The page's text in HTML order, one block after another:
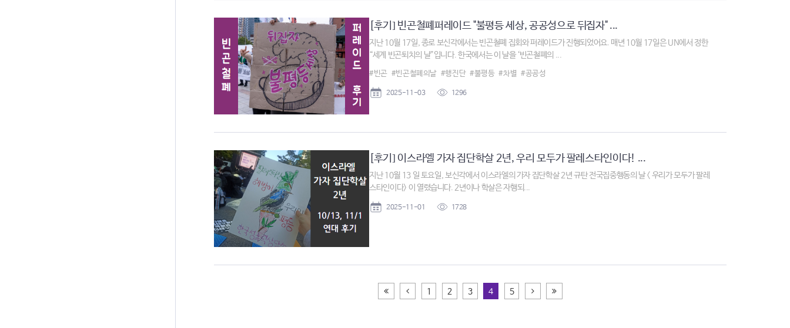
[후기] 빈곤철폐퍼레이드 "불평등 세상, 공공성으로 뒤집자" ...
지난 10월 17일, 종로 보신각에서는 빈곤철폐 집회와 퍼레이드가 진행되었어요. 매년 10월 17일은 UN에서 정한
“세계 빈곤퇴치의 날”입니다. 한국에서는 이 날을 ‘빈곤철폐의 ...
#빈곤 #빈곤철폐의날 #행진단 #불평등 #차별 #공공성
2025-11-03 1296
[후기] 이스라엘 가자 집단학살 2년, 우리 모두가 팔레스타인이다! ...
지난 10월 13 일 토요일, 보신각에서 이스라엘의 가자 집단학살 2년 규탄 전국집중행동의 날 < 우리가 모두가 팔레
스타인이다> 이 열렸습니다. 2년이나 학살은 자행되...
2025-11-01 1728
처음페이지
이전 1 2 3 4 5 다음 끝페이지